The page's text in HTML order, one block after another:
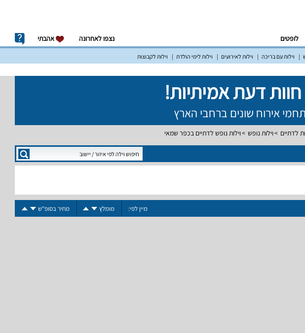
לופטים נצפו לאחרונה אהבתי
וילות עם בריכה וילות לאירועים וילות לימי הולדת וילות לקבוצות
לדתיים וילות נופש וילות נופש לדתיים בכפר שמאי
מיין לפי: מומלץ מחיר בסופ"ש